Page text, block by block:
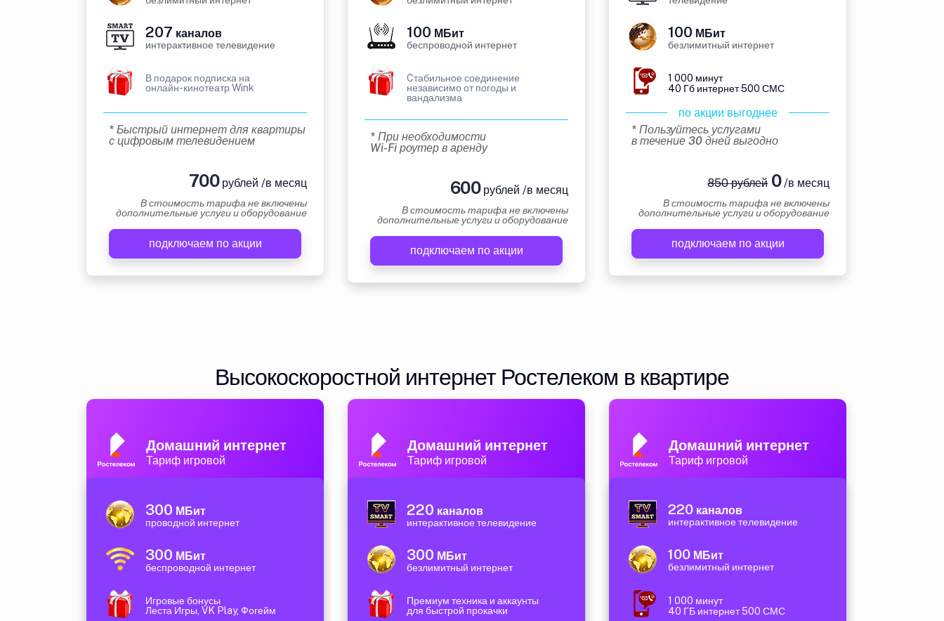
207 каналов
интерактивное телевидение
В подарок подписка на
онлайн-кинотеатр Wink
* Быстрый интернет для квартиры
с цифровым телевидением
700рублей /в месяц
В стоимость тарифа не включены
дополнительные услуги и оборудование
подключаем по акции
100 МБит
беспроводной интернет
Cтабильное соединение
независимо от погоды и
вандализма
* При необходимости
Wi-Fi роутер в аренду
600рублей /в месяц
В стоимость тарифа не включены
дополнительные услуги и оборудование
подключаем по акции
100 МБит
безлимитный интернет
1 000 минут
40 Гб интернет 500 СМС
по акции выгоднее
* Пользуйтесь услугами
в течение 30 дней выгодно
850 рублей0/в месяц
В стоимость тарифа не включены
дополнительные услуги и оборудование
подключаем по акции
Высокоскоростной интернет Ростелеком в квартире
Домашний интернет
Тариф игровой
300 МБит
проводной интернет
300 МБит
беспроводной интернет
Игровые бонусы
Леста Игры, VK Play, Фогейм
Домашний интернет
Тариф игровой
220 каналов
интерактивное телевидение
300 МБит
безлимитный интернет
Премиум техника и аккаунты
для быстрой прокачки
Домашний интернет
Тариф игровой
220 каналов
интерактивное телевидение
100 МБит
безлимитный интернет
1 000 минут
40 ГБ интернет 500 СМС